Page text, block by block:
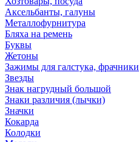
Аксельбанты, галуны
Металлофурнитура
Бляха на ремень
Буквы
Жетоны
Зажимы для галстука, фрачники
Звезды
Знак нагрудный большой
Знаки различия (лычки)
Значки
Кокарда
Колодки